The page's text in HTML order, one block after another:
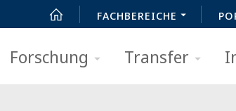
FACHBEREICHE
Forschung Transfer